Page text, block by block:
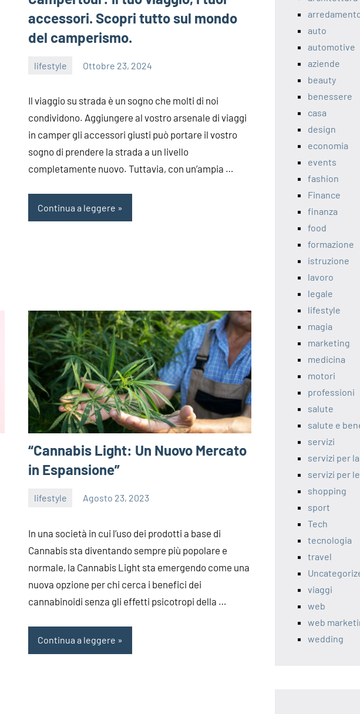
accessori. Scopri tutto sul mondo
del camperismo.
lifestyle Ottobre 23, 2024
Il viaggio su strada è un sogno che molti di noi
condividono. Aggiungere al vostro arsenale di viaggi
in camper gli accessori giusti può portare il vostro
sogno di prendere la strada a un livello
completamente nuovo. Tuttavia, con un’ampia …
Continua a leggere
“Cannabis Light: Un Nuovo Mercato
in Espansione”
lifestyle Agosto 23, 2023
In una società in cui l’uso dei prodotti a base di
Cannabis sta diventando sempre più popolare e
normale, la Cannabis Light sta emergendo come una
nuova opzione per chi cerca i benefici dei
cannabinoidi senza gli effetti psicotropi della …
Continua a leggere
auto
automotive
aziende
beauty
benessere
casa
design
economia
events
fashion
Finance
finanza
food
formazione
istruzione
lavoro
legale
lifestyle
magia
marketing
medicina
motori
professioni
salute
salute e
servizi
servizi per
servizi per
shopping
sport
Tech
tecnologia
travel
viaggi
web
web
wedding